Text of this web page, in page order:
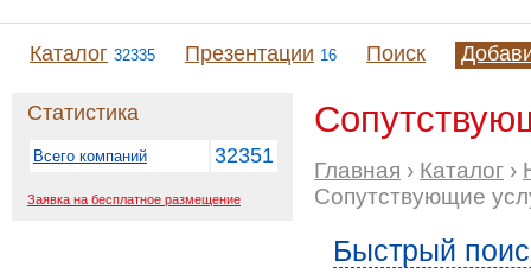
Каталог 32335 Презентации 16 Поиск
Статистика
Всего компаний 32351
Заявка на бесплатное размещение
Главная › Каталог ›
Сопутствующие
Быстрый